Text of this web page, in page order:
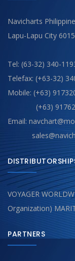
Navicharts
Lapu-Lapu City
Tel: (63-32) 340-
Telefax: (+63-32)
Mobile: (+63)
(+63)
Email:
VOYAGER
Organization)
PARTNERS